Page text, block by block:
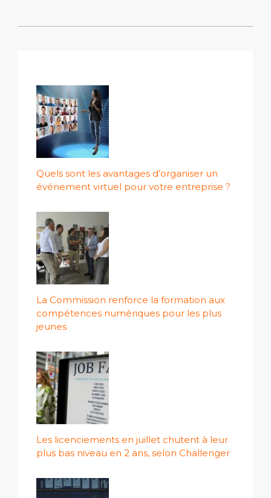
Quels sont les avantages d’organiser un
événement virtuel pour votre entreprise ?
La Commission renforce la formation aux
compétences numériques pour les plus
jeunes
Les licenciements en juillet chutent à leur
plus bas niveau en 2 ans, selon Challenger